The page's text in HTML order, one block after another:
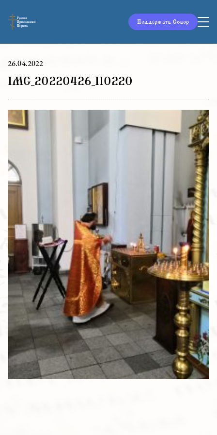
Русская
Православная
Церковь
Поддержать Собор
26.04.2022
IMG_20220426_110220